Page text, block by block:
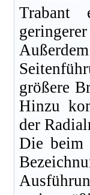
Trabant
größere
Hinzu
der
Die beim